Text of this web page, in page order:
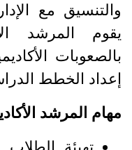
والتنسيق مع
يقوم المرشد
بالصعوبات
إعداد الخطط
مهام المرشد